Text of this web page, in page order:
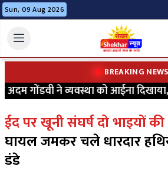
Sun, 09 Aug 2026
BREAKING NEWS
गोंडवी ने व्यवस्था को आईना
ईद पर खूनी संघर्ष दो भाइयों की
घायल जमकर चले धारदार
डंडे